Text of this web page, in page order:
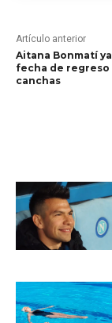
Artículo anterior
Aitana Bonmatí
fecha de regreso
canchas